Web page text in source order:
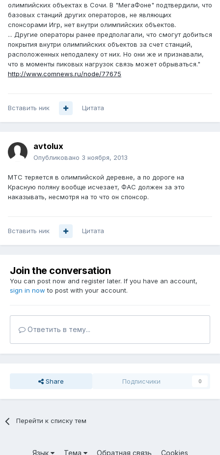
олимпийских объектах в Сочи. В "МегаФоне" подтвердили, что
базовых станций других операторов, не являющих
спонсорами Игр, нет внутри олимпийских объектов.
... Другие операторы ранее предполагали, что смогут добиться
покрытия внутри олимпийских объектов за счет станций,
расположенных неподалеку от них. Но они же и признавали,
что в моменты пиковых нагрузок связь может обрываться."
http://www.comnews.ru/node/77675
Вставить ник Цитата
avtolux
Опубликовано 3 ноября, 2013
МТС теряется в олимпийской деревне, а по дороге на
Красную поляну вообще исчезает, ФАС должен за это
наказывать, несмотря на то что он спонсор.
Вставить ник Цитата
Join the conversation
You can post now and register later. If you have an account,
sign in now to post with your account.
Ответить в тему...
Share Подписчики 0
Перейти к списку тем
Язык Тема Обратная связь Cookies